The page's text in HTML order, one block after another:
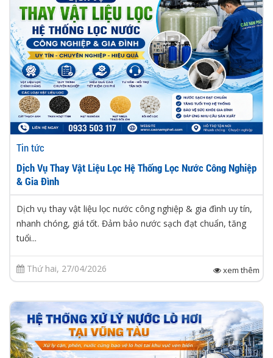
Tin tức
Dịch Vụ Thay Vật Liệu Lọc Hệ Thống Lọc Nước Công Nghiệp
& Gia Đình
Dịch vụ thay vật liệu lọc nước công nghiệp & gia đình uy tín,
nhanh chóng, giá tốt. Đảm bảo nước sạch đạt chuẩn, tăng
tuổi...
Thứ hai, 27/04/2026 xem thêm